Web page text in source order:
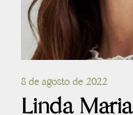
8 de agosto de 2022
Linda Maria